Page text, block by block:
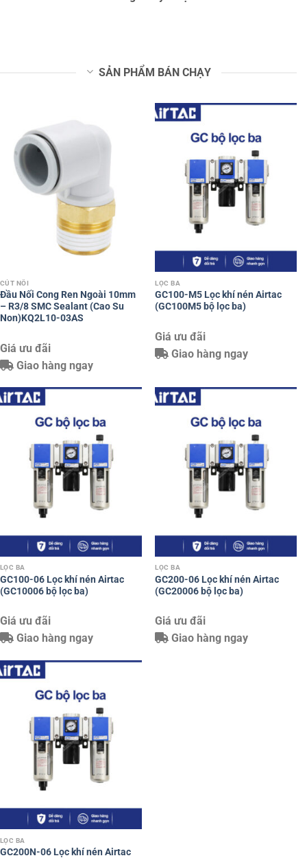
SẢN PHẨM BÁN CHẠY
CÚT NỐI
Đầu Nối Cong Ren Ngoài 10mm
– R3/8 SMC Sealant (Cao Su
Non)KQ2L10-03AS
Giá ưu đãi
Giao hàng ngay
LỌC BA
GC100-M5 Lọc khí nén Airtac
(GC100M5 bộ lọc ba)
Giá ưu đãi
Giao hàng ngay
LỌC BA
GC100-06 Lọc khí nén Airtac
(GC10006 bộ lọc ba)
Giá ưu đãi
Giao hàng ngay
LỌC BA
GC200-06 Lọc khí nén Airtac
(GC20006 bộ lọc ba)
Giá ưu đãi
Giao hàng ngay
LỌC BA
GC200N-06 Lọc khí nén Airtac